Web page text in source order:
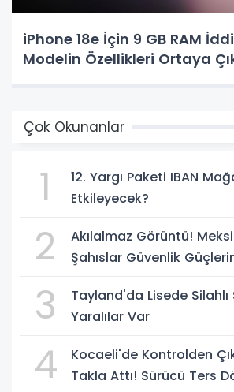
iPhone 18e İçin 9 GB RAM
Modelin Özellikleri Ortaya
Çok Okunanlar
1
12. Yargı Paketi IBAN
Etkileyecek?
2
Akılalmaz Görüntü!
Şahıslar Güvenlik
3
Tayland'da Lisede Silahlı
Yaralılar Var
4
Kocaeli'de Kontrolden
Takla Attı! Sürücü Ters